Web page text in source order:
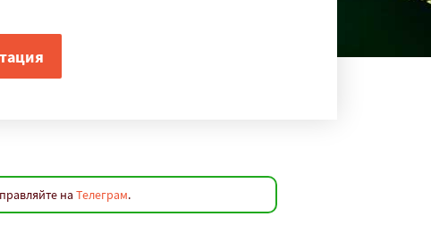
на Телеграм.